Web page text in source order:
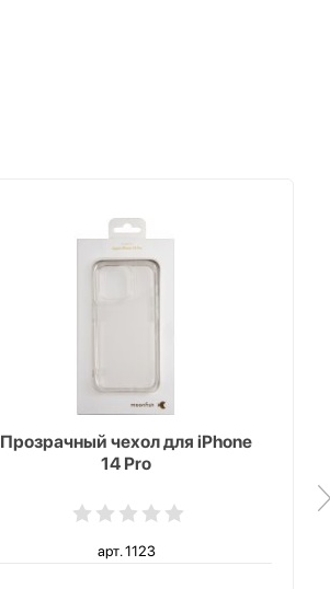
Прозрачный чехол для iPhone
14 Pro
арт. 1123